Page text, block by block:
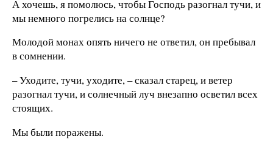
А хочешь, я помолюсь, чтобы Господь разогнал тучи, и
мы немного погрелись на солнце?
Молодой монах опять ничего не ответил, он пребывал
в сомнении.
– Уходите, тучи, уходите, – сказал старец, и ветер
разогнал тучи, и солнечный луч внезапно осветил всех
стоящих.
Мы были поражены.